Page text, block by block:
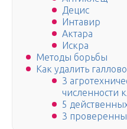
Децис
Интавир
Актара
Искра
Методы борьбы
Как удалить
3
численности
5
3